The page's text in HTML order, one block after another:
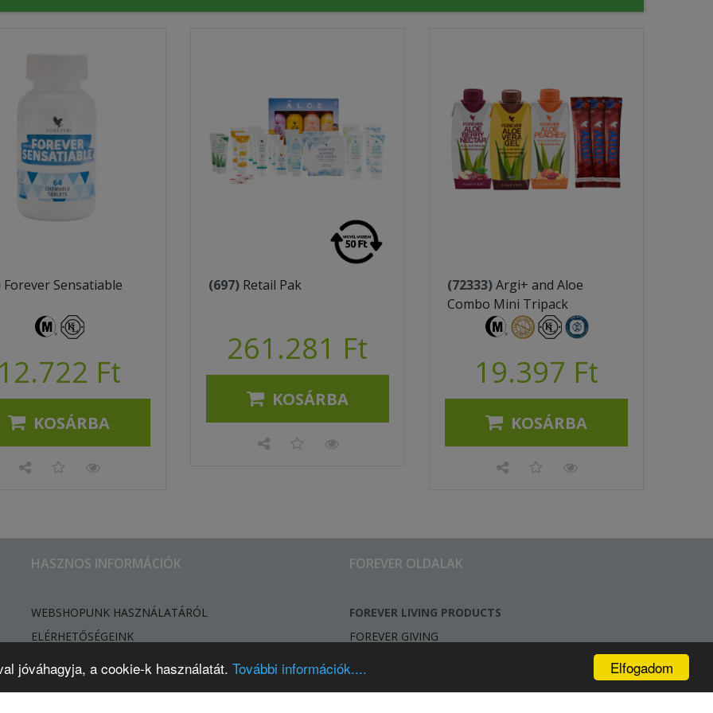
Elfogadom
jóváhagyja, a cookie-k használatát. További információk....
Forever Sensatiable
Ft
KOSÁRBA
(697) Retail Pak
261.281 Ft
KOSÁRBA
(72333)Argi+ and Aloe
Combo Mini Tripack
19.397 Ft
KOSÁRBA
HASZNOS INFORMÁCIÓK
WEBSHOPUNK HASZNÁLATÁRÓL
ELÉRHETŐSÉGEINK
FOREVER OLDALAK
FOREVER LIVING PRODUCTS
FOREVER GIVING